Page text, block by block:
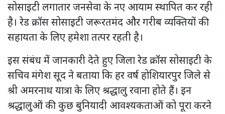
सोसाइटी लगातार जनसेवा के नए आयाम स्थापित कर रही
है। रेड क्रॉस सोसाइटी जरूरतमंद और गरीब व्यक्तियों की
सहायता के लिए हमेशा तत्पर रहती है।
इस संबंध में जानकारी देते हुए जिला रेड क्रॉस सोसाइटी के
सचिव मंगेश सूद ने बताया कि हर वर्ष होशियारपुर जिले से
श्री अमरनाथ यात्रा के लिए श्रद्धालु रवाना होते हैं। इन
श्रद्धालुओं की कुछ बुनियादी आवश्यकताओं को पूरा करने